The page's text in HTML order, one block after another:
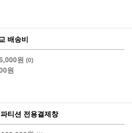
배송비
원 (0)
원
티션 전용결제창